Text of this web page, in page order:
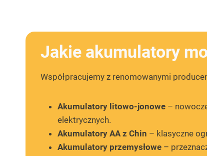
Jakie akumulatory
Współpracujemy z renomowanymi
Akumulatory litowo-jonowe –
elektrycznych.
Akumulatory AA z Chin – klasyczne
Akumulatory przemysłowe –